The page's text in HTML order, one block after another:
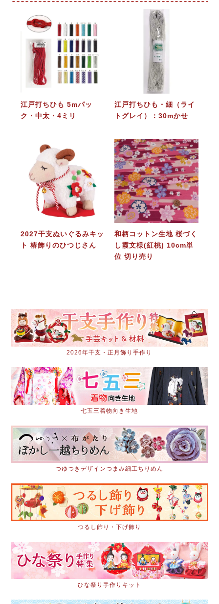
江戸打ちひも 5mパッ
ク・中太・4ミリ
江戸打ちひも・細（ライ
トグレイ）：30mかせ
2027干支ぬいぐるみキッ
ト 椿飾りのひつじさん
和柄コットン生地 桜づく
し霞文様(紅桃) 10cm単
位 切り売り
2026年干支・正月飾り手作り
七五三着物向き生地
つゆつきデザインつまみ細工ちりめん
つるし飾り・下げ飾り
ひな祭り手作りキット